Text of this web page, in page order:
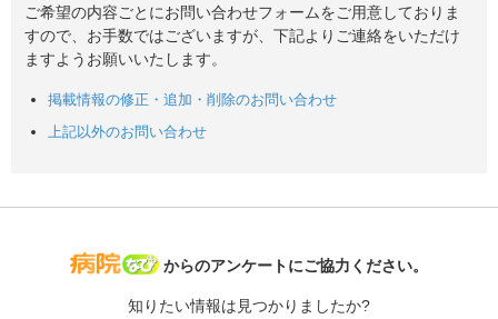
ご希望の内容ごとにお問い合わせフォームをご用意しておりま
すので、お手数ではございますが、下記よりご連絡をいただけ
ますようお願いいたします。
掲載情報の修正・追加・削除のお問い合わせ
上記以外のお問い合わせ
病院なび
からのアンケートにご協力ください。
知りたい情報は見つかりましたか?